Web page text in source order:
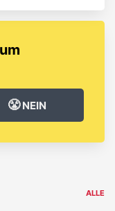
😤NEIN
ALLE